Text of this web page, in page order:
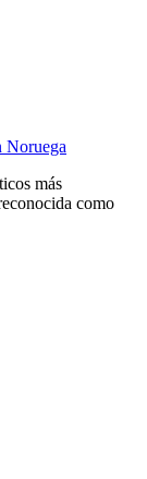
Noruega
más
como